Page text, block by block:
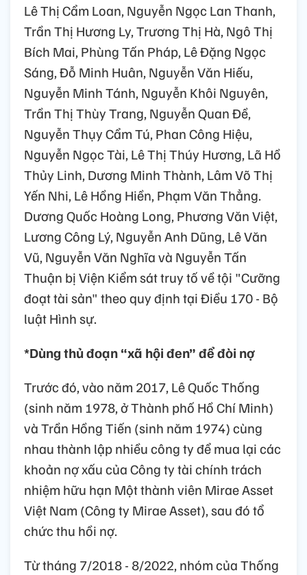
Lê Thị Cẩm Loan, Nguyễn Ngọc Lan Thanh,
Trần Thị Hương Ly, Trương Thị Hà, Ngô Thị
Bích Mai, Phùng Tấn Pháp, Lê Đặng Ngọc
Sáng, Đỗ Minh Huân, Nguyễn Văn Hiếu,
Nguyễn Minh Tánh, Nguyễn Khôi Nguyên,
Trần Thị Thùy Trang, Nguyễn Quan Đề,
Nguyễn Thụy Cẩm Tú, Phan Công Hiệu,
Nguyễn Ngọc Tài, Lê Thị Thúy Hương, Lã Hồ
Thủy Linh, Dương Minh Thành, Lâm Võ Thị
Yến Nhi, Lê Hồng Hiền, Phạm Văn Thẳng.
Dương Quốc Hoàng Long, Phương Văn Việt,
Lương Công Lý, Nguyễn Anh Dũng, Lê Văn
Vũ, Nguyễn Văn Nghĩa và Nguyễn Tấn
Thuận bị Viện Kiểm sát truy tố về tội "Cưỡng
đoạt tài sản" theo quy định tại Điều 170 - Bộ
luật Hình sự.
*Dùng thủ đoạn “xã hội đen” để đòi nợ
Trước đó, vào năm 2017, Lê Quốc Thống
(sinh năm 1978, ở Thành phố Hồ Chí Minh)
và Trần Hồng Tiến (sinh năm 1974) cùng
nhau thành lập nhiều công ty để mua lại các
khoản nợ xấu của Công ty tài chính trách
nhiệm hữu hạn Một thành viên Mirae Asset
Việt Nam (Công ty Mirae Asset), sau đó tổ
chức thu hồi nợ.
Từ tháng 7/2018 - 8/2022, nhóm của Thống